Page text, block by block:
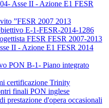
Asse II - Azione E1 FESR
”FESR 2007 2013
E-1-FESR-2014-1286
FESR FESR 2007-2013
II - Azione E1 FESR 2014
PON B-1- Piano integrato
certificazione Trinity
finali PON inglese
prestazione d'opera occasionali